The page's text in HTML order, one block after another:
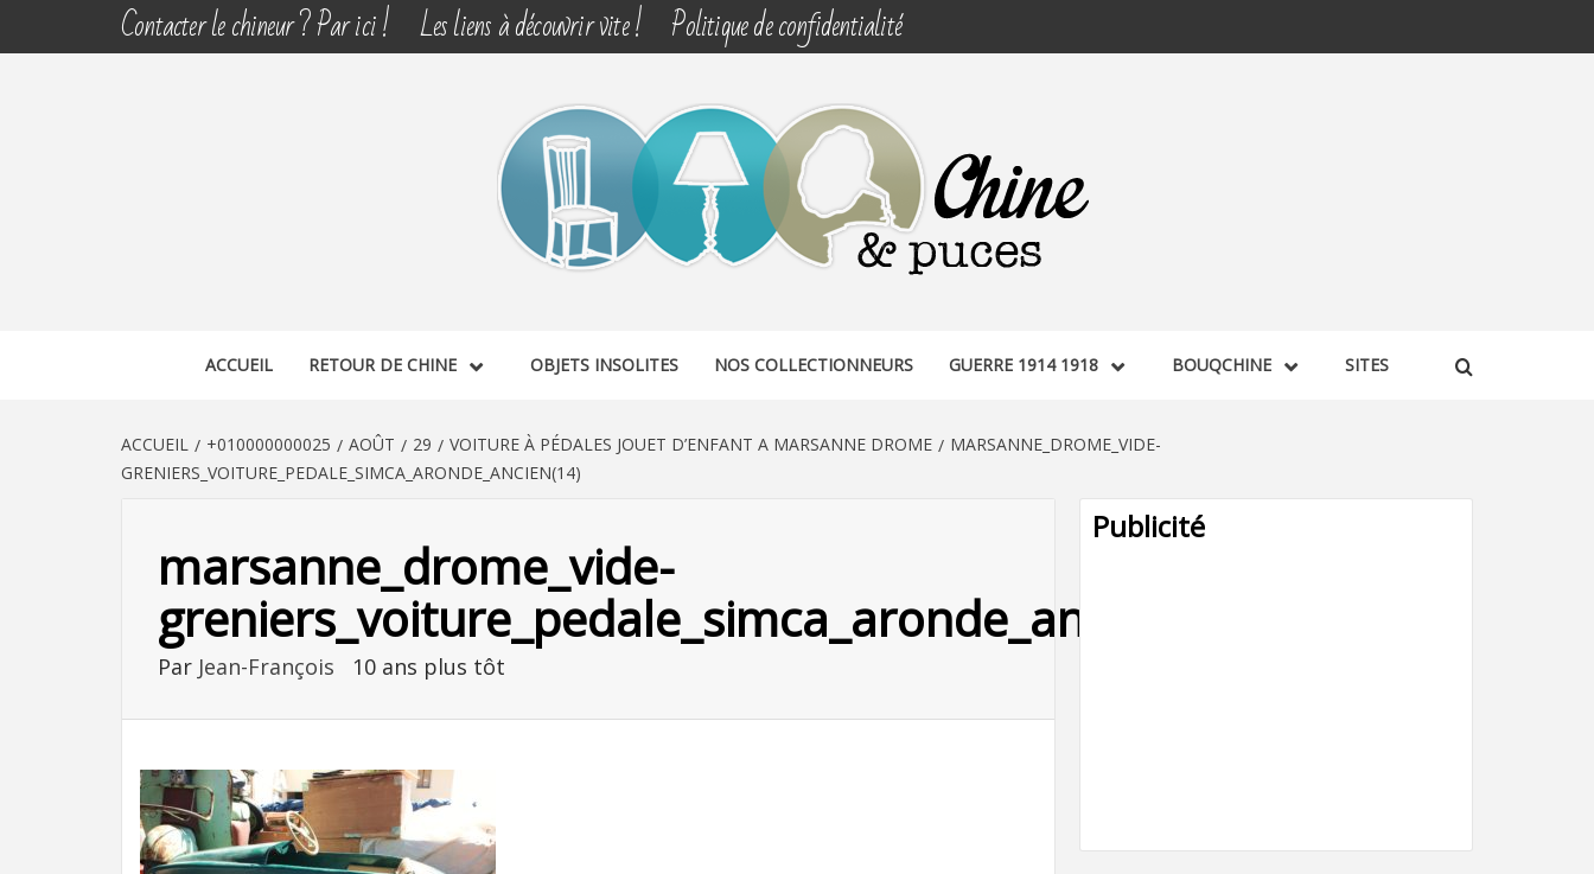
Contacter le chineur ? Par ici ! Les liens à découvrir vite ! Politique de confidentialité
CHINE & PUCES
ACCUEIL RETOUR DE CHINE OBJETS INSOLITES NOS COLLECTIONNEURS GUERRE 1914 1918 BOUQCHINE SITES
ACCUEIL +010000000025 AOÛT 29 VOITURE À PÉDALES JOUET D’ENFANT A MARSANNE DROME
MARSANNE_DROME_VIDE-
GRENIERS_VOITURE_PEDALE_SIMCA_ARONDE_ANCIEN(14)
marsanne_drome_vide-
greniers_voiture_pedale_simca_aronde_ancien(14)
Par Jean-François 10 ans plus tôt
Publicité